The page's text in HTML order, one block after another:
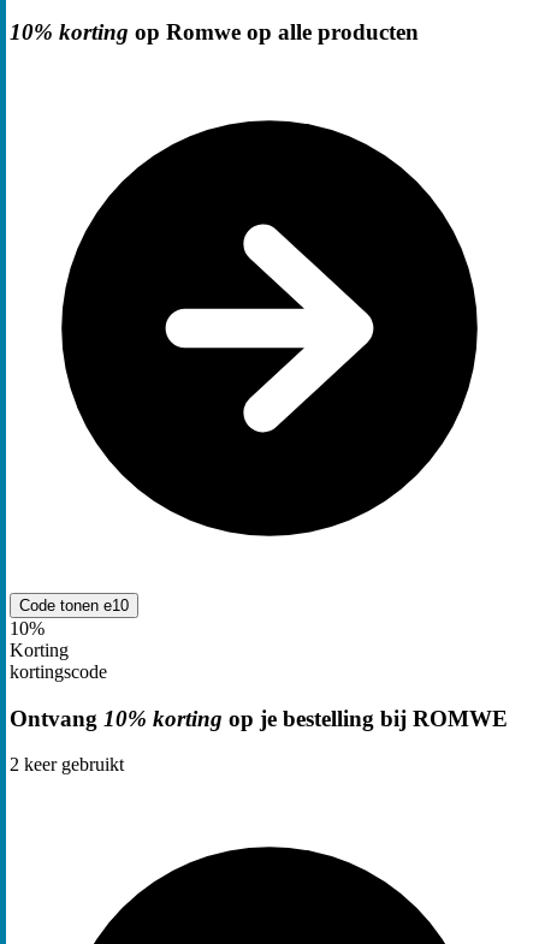
10% korting op Romwe op alle producten
Code tonen e10
10%
Korting
kortingscode
Ontvang 10% korting op je bestelling bij ROMWE
2 keer gebruikt